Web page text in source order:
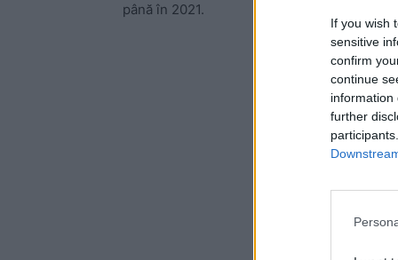
If you wish
sensitive
confirm
continue
information
further
până în 2021.